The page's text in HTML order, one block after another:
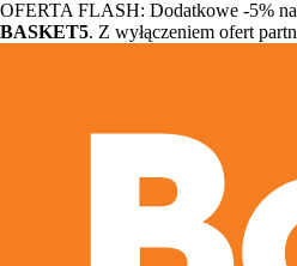
OFERTA FLASH: Dodatkowe -5% na
BASKET5. Z wyłączeniem ofert